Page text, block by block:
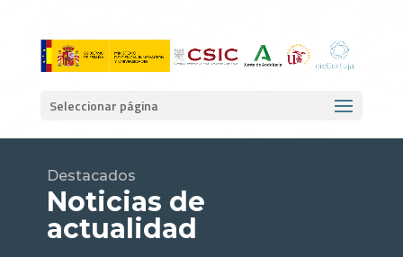
Seleccionar página
Destacados
Noticias de
actualidad